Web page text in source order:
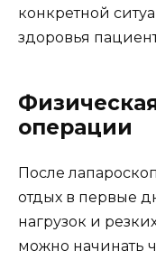
конкретной
здоровья
операции
После
отдых в первые
нагрузок и
можно начинать